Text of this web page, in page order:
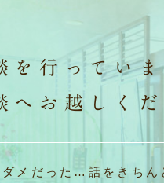
を行っていま
へお越しくだ
メだった…話をきちん